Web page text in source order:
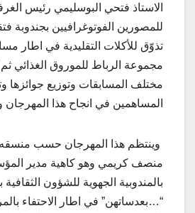
الاستاذ فتحي البوسليمي رئيس
للمصورين الفوتوغرافيين
تذوّق للأكلات التقليدية في اطار
مجموعة الرباط للموروق الغذائي ثم
مختلف المسابقات وتوزيع جوائزها
المساهمين في انجاح هذا المهرجان
وينتظم هذا المهرجان حسب منسقه
منصف كريمي وهو كاهية مدير
بالمندوبية الجهوية للشؤون
“…بعدساتهن” في اطار الاحتفاء